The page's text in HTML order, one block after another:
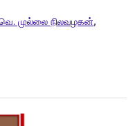
முல்லை நிலவழகன்,